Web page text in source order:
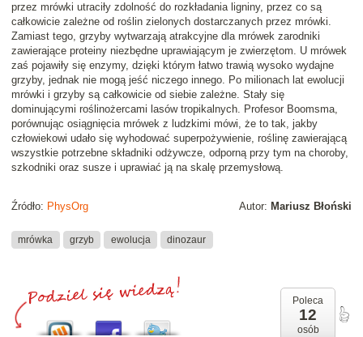
przez mrówki utraciły zdolność do rozkładania ligniny, przez co są
całkowicie zależne od roślin zielonych dostarczanych przez mrówki.
Zamiast tego, grzyby wytwarzają atrakcyjne dla mrówek zarodniki
zawierające proteiny niezbędne uprawiającym je zwierzętom. U mrówek
zaś pojawiły się enzymy, dzięki którym łatwo trawią wysoko wydajne
grzyby, jednak nie mogą jeść niczego innego. Po milionach lat ewolucji
mrówki i grzyby są całkowicie od siebie zależne. Stały się
dominującymi roślinożercami lasów tropikalnych. Profesor Boomsma,
porównując osiągnięcia mrówek z ludzkimi mówi, że to tak, jakby
człowiekowi udało się wyhodować superpożywienie, roślinę zawierającą
wszystkie potrzebne składniki odżywcze, odporną przy tym na choroby,
szkodniki oraz susze i uprawiać ją na skalę przemysłową.
Autor: Mariusz Błoński
Źródło: PhysOrg
mrówka grzyb ewolucja dinozaur
Poleca
12
osób